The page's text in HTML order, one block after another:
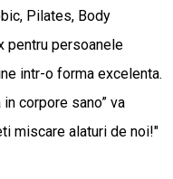
Pilates, Body
pentru persoanele
intr-o forma excelenta.
corpore sano” va
miscare alaturi de noi!"